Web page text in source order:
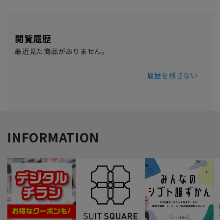
閲覧履歴
最近見た商品がありません。
履歴を残さない
INFORMATION